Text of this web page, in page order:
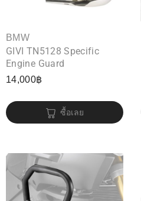
BMW
GIVI TN5128 Specific
Engine Guard
14,000฿
ซื้อเลย